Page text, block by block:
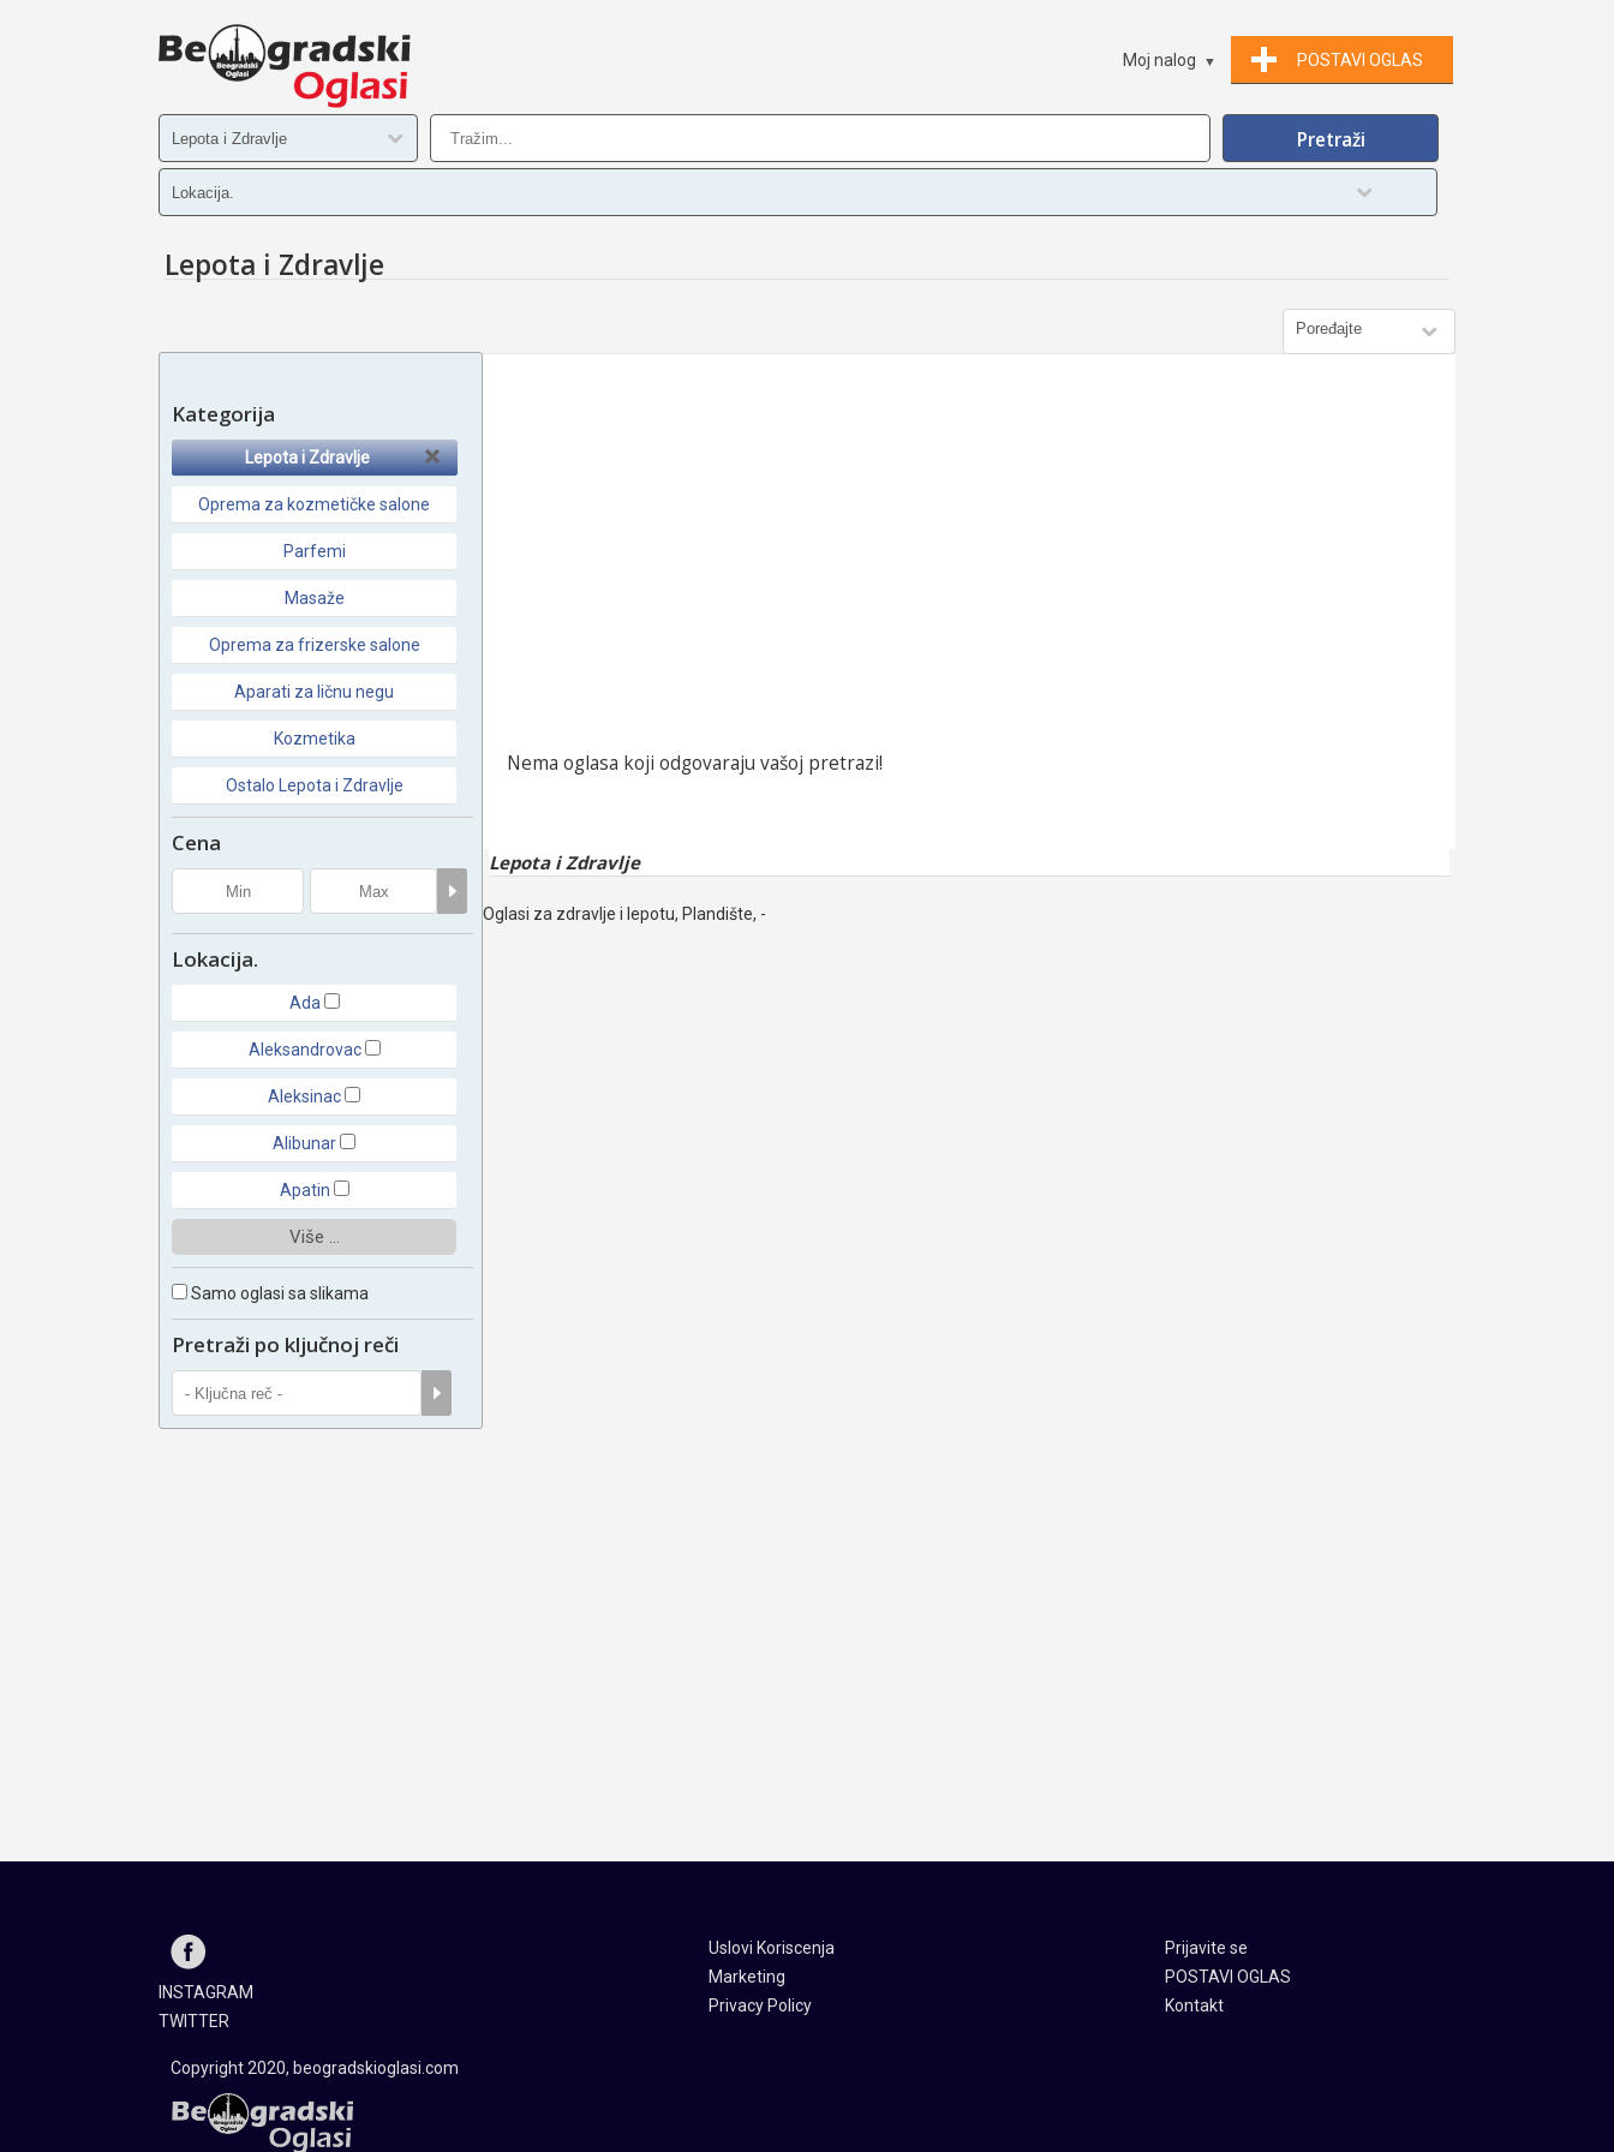
POSTAVI OGLAS
Moj nalog
Lepota i Zdravlje
Kategorija
Lepota i Zdravlje
Oprema za kozmetičke salone
Parfemi
Masaže
Oprema za frizerske salone
Aparati za ličnu negu
Kozmetika
Ostalo Lepota i Zdravlje
Cena
Lokacija.
Ada
Aleksandrovac
Aleksinac
Alibunar
Apatin
Više ...
Samo oglasi sa slikama
Pretraži po ključnoj reči
Nema oglasa koji odgovaraju vašoj pretrazi!
Lepota i Zdravlje
Oglasi za zdravlje i lepotu, Plandište, -
Uslovi Koriscenja
Marketing
Privacy Policy
Prijavite se
POSTAVI OGLAS
Kontakt
INSTAGRAM
TWITTER
Copyright 2020, beogradskioglasi.com